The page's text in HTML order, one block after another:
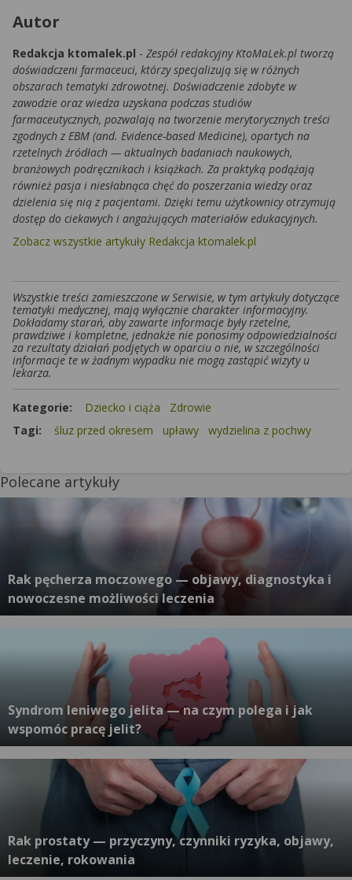
Autor
Redakcja ktomalek.pl - Zespół redakcyjny KtoMaLek.pl tworzą
doświadczeni farmaceuci, którzy specjalizują się w różnych
obszarach tematyki zdrowotnej. Doświadczenie zdobyte w
zawodzie oraz wiedza uzyskana podczas studiów
farmaceutycznych, pozwalają na tworzenie merytorycznych treści
zgodnych z EBM (and. Evidence-based Medicine), opartych na
rzetelnych źródłach — aktualnych badaniach naukowych,
branżowych podręcznikach i książkach. Za praktyką podążają
również pasja i niesłabnąca chęć do poszerzania wiedzy oraz
dzielenia się nią z pacjentami. Dzięki temu użytkownicy otrzymują
dostęp do ciekawych i angażujących materiałów edukacyjnych.
Zobacz wszystkie artykuły Redakcja ktomalek.pl
Wszystkie treści zamieszczone w Serwisie, w tym artykuły dotyczące
tematyki medycznej, mają wyłącznie charakter informacyjny.
Dokładamy starań, aby zawarte informacje były rzetelne,
prawdziwe i kompletne, jednakże nie ponosimy odpowiedzialności
za rezultaty działań podjętych w oparciu o nie, w szczególności
informacje te w żadnym wypadku nie mogą zastąpić wizyty u
lekarza.
Kategorie: Dziecko i ciąża
Zdrowie
Tagi:
śluz przed okresem upławy wydzielina z pochwy
Polecane artykuły
Rak pęcherza moczowego — objawy, diagnostyka i
nowoczesne możliwości leczenia
Syndrom leniwego jelita — na czym polega i jak
wspomóc pracę jelit?
Rak prostaty — przyczyny, czynniki ryzyka, objawy,
leczenie, rokowania